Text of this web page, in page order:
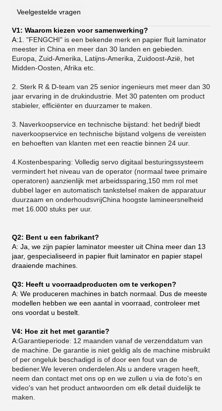
Veelgestelde vragen
V1: Waarom kiezen voor samenwerking?
A:1. "FENGCHI" is een bekende merk en papier fluit laminator
meester in China en meer dan 30 landen en gebieden.
Europa, Zuid-Amerika, Latijns-Amerika, Zuidoost-Azië, het
Midden-Oosten, Afrika etc.
2. Sterk R & D-team van 25 senior ingenieurs met meer dan 30
jaar ervaring in de drukindustrie. Met 30 patenten om product
stabieler, efficiënter en duurzamer te maken.
3. Naverkoopservice en technische bijstand: het bedrijf biedt
naverkoopservice en technische bijstand volgens de vereisten
en behoeften van klanten met een reactie binnen 24 uur.
4.Kostenbesparing: Volledig servo digitaal besturingssysteem
vermindert het niveau van de operator (normaal twee primaire
operatoren) aanzienlijk met arbeidssparing,150 mm rol met
dubbel lager en automatisch tankstelsel maken de apparatuur
duurzaam en onderhoudsvrijChina hoogste lamineersnelheid
met 16.000 stuks per uur.
Q2: Bent u een fabrikant?
A: Ja, we zijn papier laminator meester uit China meer dan 13
jaar, gespecialiseerd in papier fluit laminator en papier stapel
draaiende machines.
Q3: Heeft u voorraadproducten om te verkopen?
A: We produceren machines in batch normaal. Dus de meeste
modellen hebben we een aantal in voorraad, controleer met
ons voordat u bestelt.
V4: Hoe zit het met garantie?
A:Garantieperiode: 12 maanden vanaf de verzenddatum van
de machine. De garantie is niet geldig als de machine misbruikt
of per ongeluk beschadigd is of door een fout van de
bediener.We leveren onderdelen.Als u andere vragen heeft,
neem dan contact met ons op en we zullen u via de foto's en
video's van het product antwoorden om elk detail duidelijk te
maken.